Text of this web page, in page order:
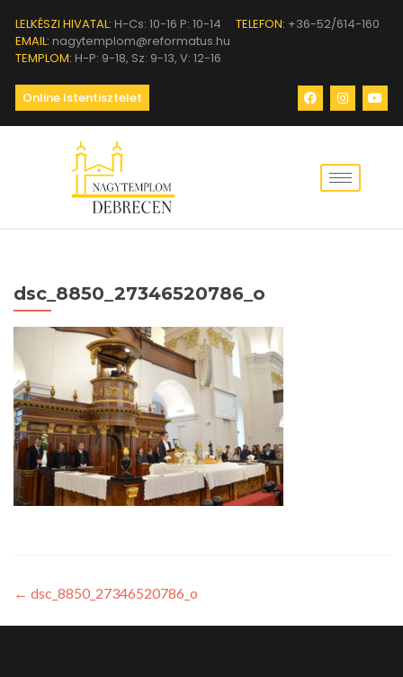
LELKÉSZI HIVATAL: H-Cs: 10-16 P: 10-14 TELEFON: +36-52/614-160
EMAIL: nagytemplom@reformatus.hu
TEMPLOM: H-P: 9-18, Sz: 9-13, V: 12-16
Online Istentisztelet
dsc_8850_27346520786_o
← dsc_8850_27346520786_o